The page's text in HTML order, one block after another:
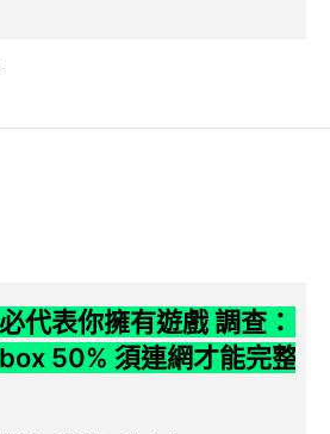
代表你擁有遊戲 調查：
50% 須連網才能完整